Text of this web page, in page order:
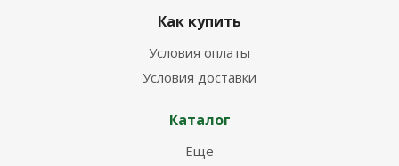
Как купить
Условия оплаты
Условия доставки
Каталог
Еще